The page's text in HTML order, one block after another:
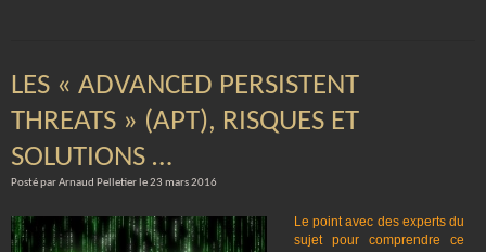
LES « ADVANCED PERSISTENT
THREATS » (APT), RISQUES ET
SOLUTIONS …
Posté par Arnaud Pelletier le 23 mars 2016
Le point avec des experts du
sujet pour comprendre ce